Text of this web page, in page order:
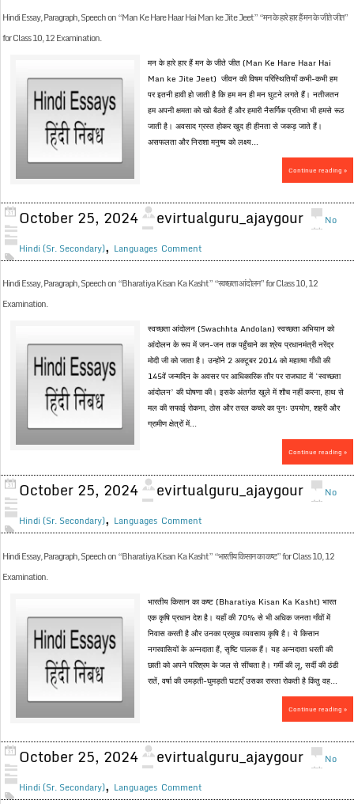
Hindi Essay, Paragraph, Speech on “Man Ke Hare Haar Hai Man ke Jite Jeet” “मन के हारे हार हैं मन के जीते जीत”
for Class 10, 12 Examination.
मन के हारे हार हैं मन के जीते जीत (Man Ke Hare Haar Hai
Man ke Jite Jeet) जीवन की विषम परिस्थितियाँ कभी-कभी हम
पर इतनी हावी हो जाती है कि हम मन ही मन घुटने लगते हैं। नतीजतन
हम अपनी क्षमता को खो बैठते हैं और हमारी नैसर्गिक प्रतिभा भी हमसे रूठ
जाती है। अवसाद ग्रस्त होकर खुद ही हीनता से जकड़ जाते हैं।
असफलता और निराशा मनुष्य को लक्ष्य...
Continue reading »
October 25, 2024 evirtualguru_ajaygour
Hindi (Sr. Secondary), Languages
No
Comment
Hindi Essay, Paragraph, Speech on “Bharatiya Kisan Ka Kasht” “स्वच्छता आंदोलन” for Class 10, 12
Examination.
स्वच्छता आंदोलन (Swachhta Andolan) स्वच्छता अभियान को
आंदोलन के रूप में जन-जन तक पहुँचाने का श्रेय प्रधानमंत्री नरेंद्र
मोदी जी को जाता है। उन्होंने 2 अक्टूबर 2014 को महात्मा गाँधी की
145वें जन्मदिन के अवसर पर आधिकारिक तौर पर राजघाट में ‘स्वच्छता
आंदोलन’ की घोषणा की। इसके अंतर्गत खुले में शौच नहीं करना, हाथ से
मल की सफाई रोकना, ठोस और तरल कचरे का पुनः उपयोग, शहरी और
ग्रामीण क्षेत्रों में...
Continue reading »
October 25, 2024 evirtualguru_ajaygour
Hindi (Sr. Secondary), Languages
No
Comment
Hindi Essay, Paragraph, Speech on “Bharatiya Kisan Ka Kasht” “भारतीय किसान का कष्ट” for Class 10, 12
Examination.
भारतीय किसान का कष्ट (Bharatiya Kisan Ka Kasht) भारत
एक कृषि प्रधान देश है। यहाँ की 70% से भी अधिक जनता गाँवों में
निवास करती है और उनका प्रमुख व्यवसाय कृषि है। ये किसान
नगरवासियों के अन्नदाता हैं, सृष्टि पालक हैं। यह अन्नदाता धरती की
छाती को अपने परिश्रम के जल से सींचता है। गर्मी की लू, सर्दी की ठंडी
रातें, वर्षा की उमड़ती-घुमड़ती घटाएँ उसका रास्ता रोकती है किंतु वह...
Continue reading »
October 25, 2024 evirtualguru_ajaygour
Hindi (Sr. Secondary), Languages
No
Comment